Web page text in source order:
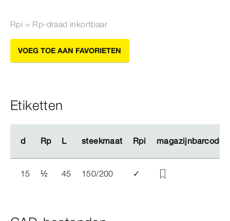
Rpi = Rp-​draad inkortbaar
VOEG TOE AAN FAVORIETEN
Etiketten
d Rp L steekmaat Rpi magazijnbarcode
d Rp L steekmaat Rpi magazijnbarcode
15 ½ 45 150/200 ✓